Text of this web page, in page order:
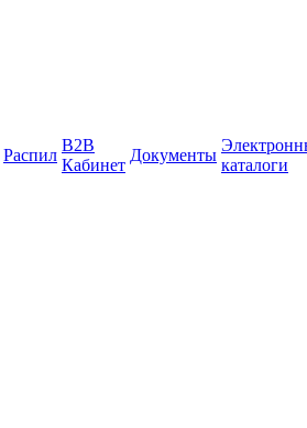
Распил
B2B
Кабинет
Документы
каталоги